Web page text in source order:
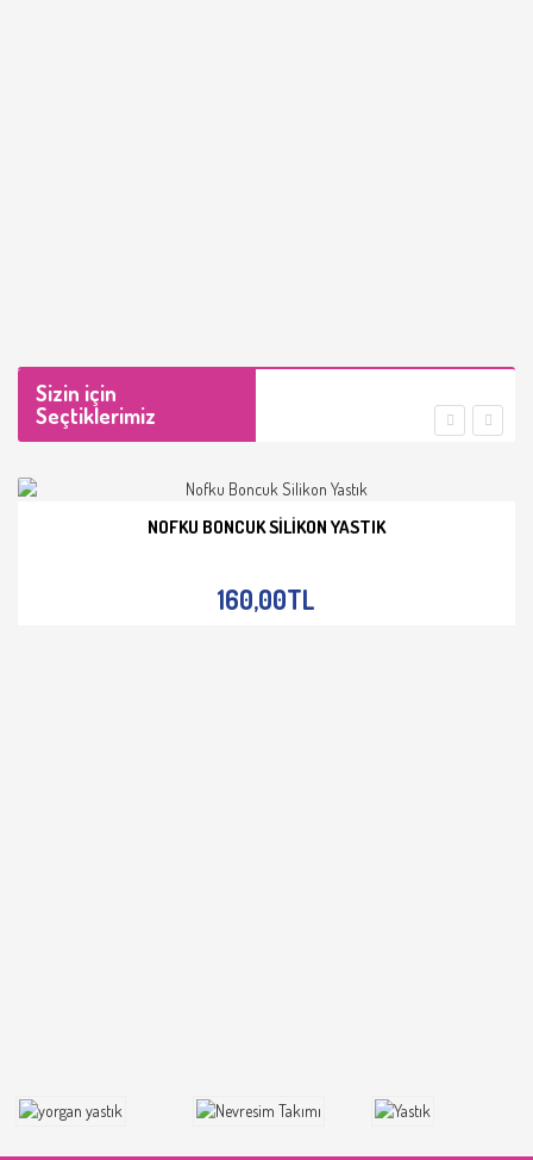
Sizin için
Seçtiklerimiz
NOFKU BONCUK SILIKON YASTIK
160,00TL